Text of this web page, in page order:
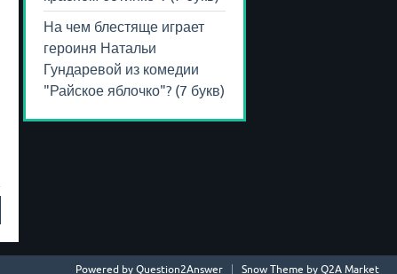
На чем блестяще играет
героиня Натальи
Гундаревой из комедии
"Райское яблочко"? (7 букв)
Snow Theme by Q2A Market
Powered by Question2Answer